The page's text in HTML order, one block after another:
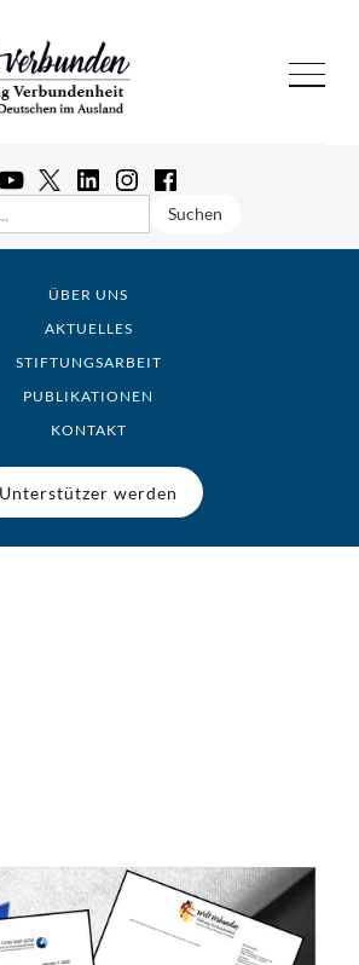
ÜBER UNS
AKTUELLES
STIFTUNGSARBEIT
PUBLIKATIONEN
KONTAKT
Unterstützer werden